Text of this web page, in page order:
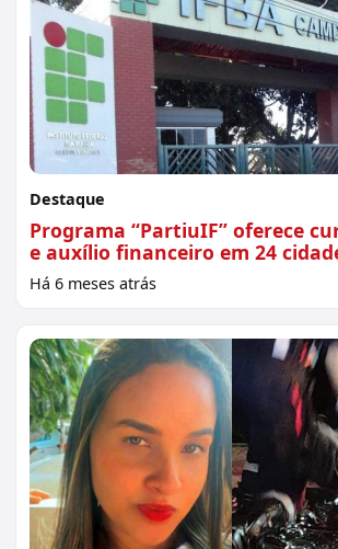
Destaque
Programa “PartiuIF” oferece
e auxílio financeiro em 24
Há 6 meses atrás